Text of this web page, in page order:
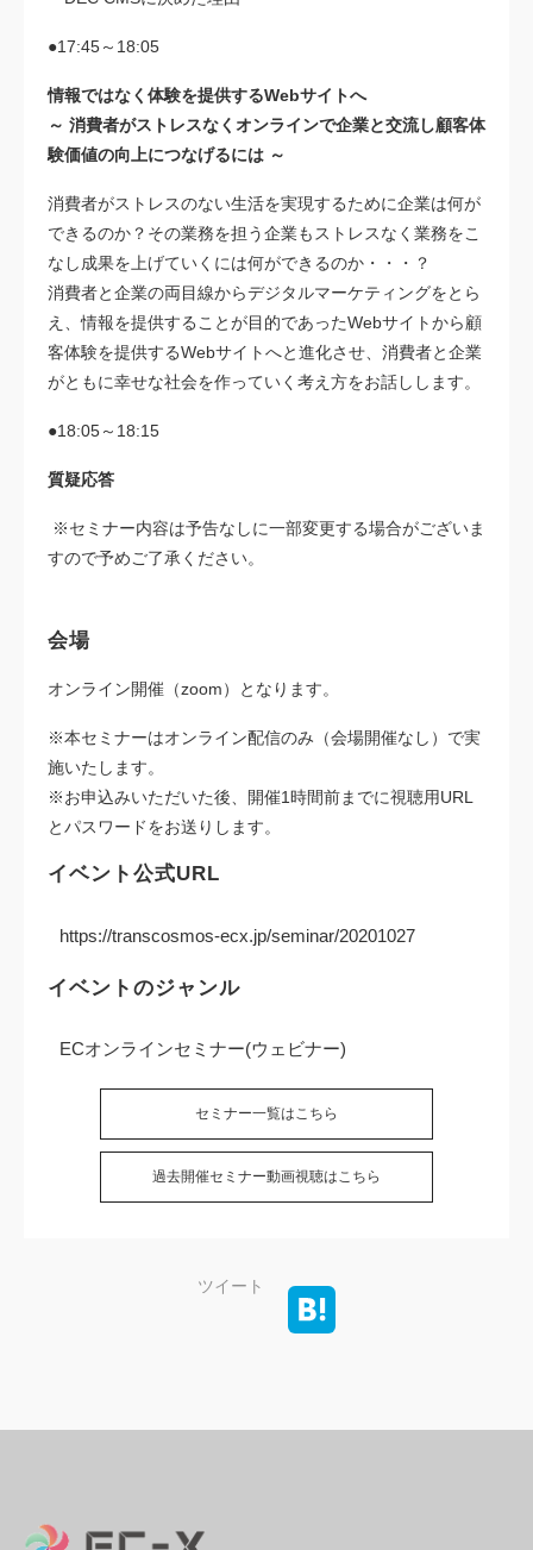
●17:45～18:05
情報ではなく体験を提供するWebサイトへ
～ 消費者がストレスなくオンラインで企業と交流し顧客体
験価値の向上につなげるには ～
消費者がストレスのない生活を実現するために企業は何が
できるのか？その業務を担う企業もストレスなく業務をこ
なし成果を上げていくには何ができるのか・・・？
消費者と企業の両目線からデジタルマーケティングをとら
え、情報を提供することが目的であったWebサイトから顧
客体験を提供するWebサイトへと進化させ、消費者と企業
がともに幸せな社会を作っていく考え方をお話しします。
●18:05～18:15
質疑応答
※セミナー内容は予告なしに一部変更する場合がございま
すので予めご了承ください。
会場
オンライン開催（zoom）となります。
※本セミナーはオンライン配信のみ（会場開催なし）で実
施いたします。
※お申込みいただいた後、開催1時間前までに視聴用URL
とパスワードをお送りします。
イベント公式URL
https://transcosmos-ecx.jp/seminar/20201027
イベントのジャンル
ECオンラインセミナー(ウェビナー)
セミナー一覧はこちら
過去開催セミナー動画視聴はこちら
ツイート